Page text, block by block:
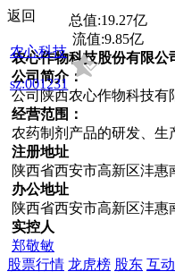
返回
农心科技
sz:001231
总值:19.27亿
流值:9.85亿
农心作物科技股份有限公
公司简介：
公司陕西农心作物科技有
经营范围：
农药制剂产品的研发、生
注册地址
陕西省西安市高新区沣惠
办公地址
陕西省西安市高新区沣惠
实控人
郑敬敏
股票行情 龙虎榜 股东 互动